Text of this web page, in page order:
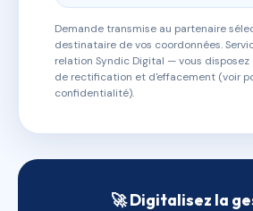
Demande transmise au partenaire
destinataire de vos coordonnées.
relation Syndic Digital — vous
de rectification et d'effacement (voir
confidentialité).
🚀 Digitalisez la